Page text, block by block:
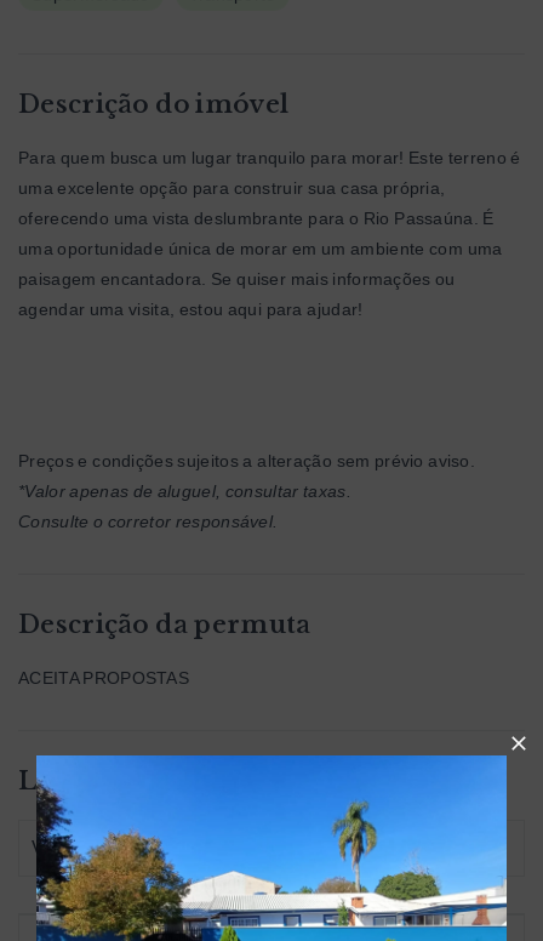
Descrição do imóvel
Para quem busca um lugar tranquilo para morar! Este terreno é
uma excelente opção para construir sua casa própria,
oferecendo uma vista deslumbrante para o Rio Passaúna. É
uma oportunidade única de morar em um ambiente com uma
paisagem encantadora. Se quiser mais informações ou
agendar uma visita, estou aqui para ajudar!
Preços e condições sujeitos a alteração sem prévio aviso.
*Valor apenas de aluguel, consultar taxas.
Consulte o corretor responsável.
Descrição da permuta
ACEITA PROPOSTAS
Localização
Vila Torres II - Campo Largo/PR